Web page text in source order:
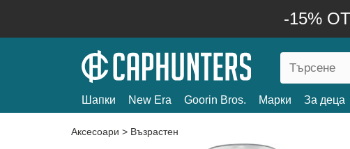
-15%
Шапки New Era Goorin Bros. Марки За деца
Аксесоари > Възрастен